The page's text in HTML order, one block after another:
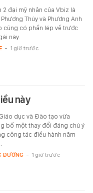
2 đại mỹ nhân của Vbiz là
Phương Thúy và Phương Anh
cũng có phần lép vế trước
này.
- 1 giờ trước
này
dục và Đào tạo vừa
bố một thay đổi đáng chú ý
công tác điều hành năm
ĐƯỜNG - 1 giờ trước